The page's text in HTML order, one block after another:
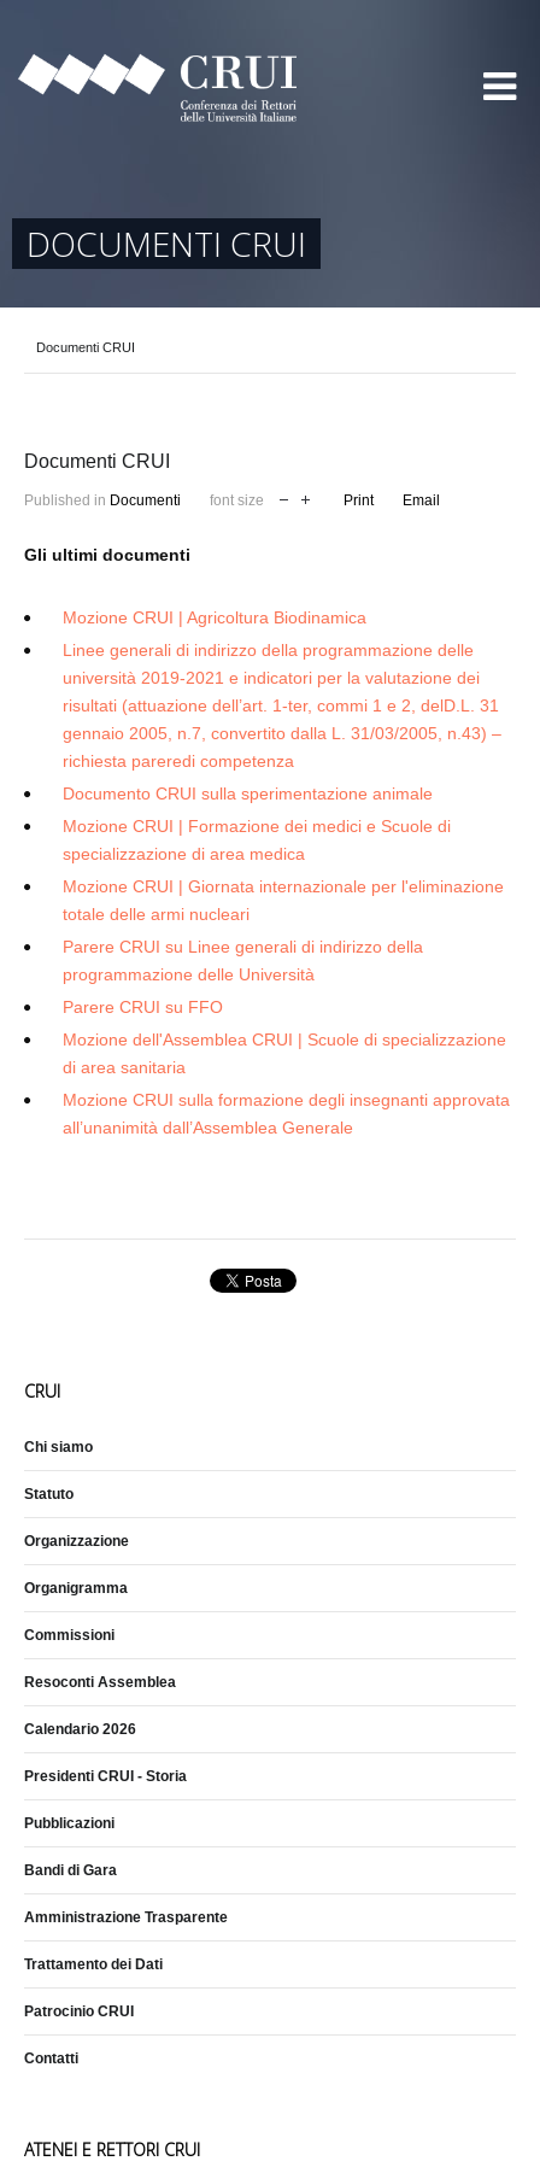
DOCUMENTI CRUI
Documenti CRUI
Documenti CRUI
Published in Documenti font size Print Email
Gli ultimi documenti
Mozione CRUI | Agricoltura Biodinamica
Linee generali di indirizzo della programmazione delle
università 2019-2021 e indicatori per la valutazione dei
risultati (attuazione dell’art. 1-ter, commi 1 e 2, delD.L. 31
gennaio 2005, n.7, convertito dalla L. 31/03/2005, n.43) –
richiesta pareredi competenza
Documento CRUI sulla sperimentazione animale
Mozione CRUI | Formazione dei medici e Scuole di
specializzazione di area medica
Mozione CRUI | Giornata internazionale per l'eliminazione
totale delle armi nucleari
Parere CRUI su Linee generali di indirizzo della
programmazione delle Università
Parere CRUI su FFO
Mozione dell'Assemblea CRUI | Scuole di specializzazione
di area sanitaria
Mozione CRUI sulla formazione degli insegnanti approvata
all’unanimità dall’Assemblea Generale
CRUI
Chi siamo
Statuto
Organizzazione
Organigramma
Commissioni
Resoconti Assemblea
Calendario 2026
Presidenti CRUI - Storia
Pubblicazioni
Bandi di Gara
Amministrazione Trasparente
Trattamento dei Dati
Patrocinio CRUI
Contatti
ATENEI E RETTORI CRUI